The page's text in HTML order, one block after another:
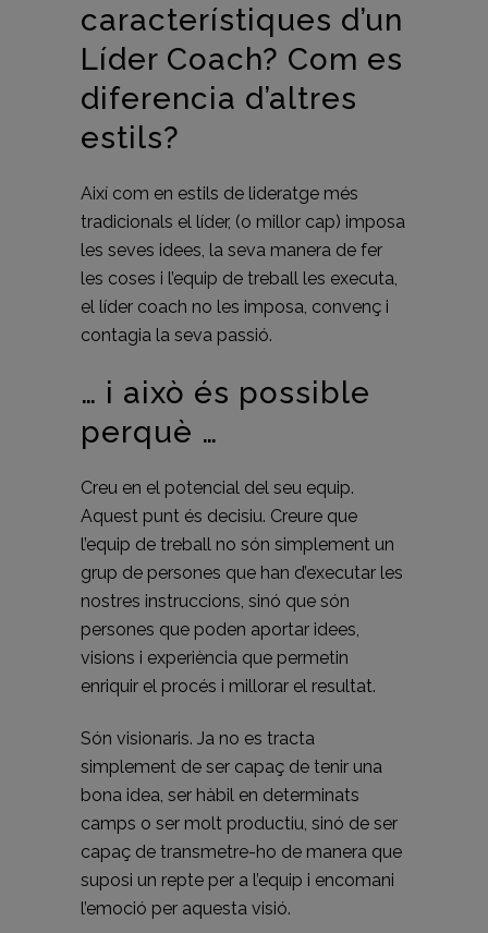
característiques d’un
Líder Coach? Com es
diferencia d’altres
estils?
Així com en estils de lideratge més
tradicionals el líder, (o millor cap) imposa
les seves idees, la seva manera de fer
les coses i l’equip de treball les executa,
el líder coach no les imposa, convenç i
contagia la seva passió.
… i això és possible
perquè …
Creu en el potencial del seu equip.
Aquest punt és decisiu. Creure que
l’equip de treball no són simplement un
grup de persones que han d’executar les
nostres instruccions, sinó que són
persones que poden aportar idees,
visions i experiència que permetin
enriquir el procés i millorar el resultat.
Són visionaris. Ja no es tracta
simplement de ser capaç de tenir una
bona idea, ser hàbil en determinats
camps o ser molt productiu, sinó de ser
capaç de transmetre-ho de manera que
suposi un repte per a l’equip i encomani
l’emoció per aquesta visió.